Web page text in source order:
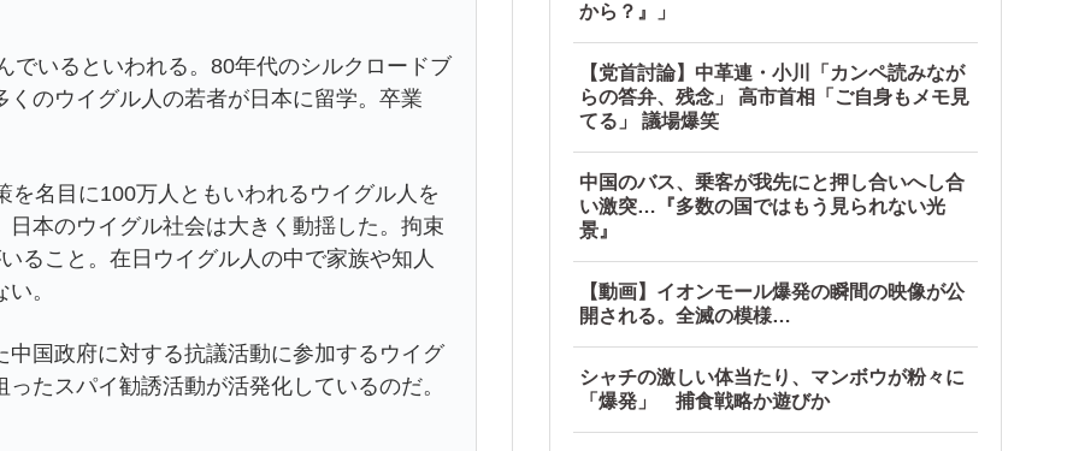
でいるといわれる。80年代のシルクロードブ
のウイグル人の若者が日本に留学。卒業
名目に100万人ともいわれるウイグル人を
本のウイグル社会は大きく動揺した。拘束
ること。在日ウイグル人の中で家族や知人
。
国政府に対する抗議活動に参加するウイグ
たスパイ勧誘活動が活発化しているのだ。
から？』」
【党首討論】中革連・小川「カンペ読みなが
らの答弁、残念」 高市首相「ご自身もメモ見
てる」 議場爆笑
中国のバス、乗客が我先にと押し合いへし合
い激突…『多数の国ではもう見られない光
景』
【動画】イオンモール爆発の瞬間の映像が公
開される。全滅の模様…
シャチの激しい体当たり、マンボウが粉々に
「爆発」 捕食戦略か遊びか